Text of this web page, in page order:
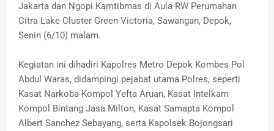
Jakarta dan Ngopi Kamtibmas di Aula RW Perumahan
Citra Lake Cluster Green Victoria, Sawangan, Depok,
Senin (6/10) malam.
Kegiatan ini dihadiri Kapolres Metro Depok Kombes Pol
Abdul Waras, didampingi pejabat utama Polres, seperti
Kasat Narkoba Kompol Yefta Aruan, Kasat Intelkam
Kompol Bintang Jasa Milton, Kasat Samapta Kompol
Albert Sanchez Sebayang, serta Kapolsek Bojongsari